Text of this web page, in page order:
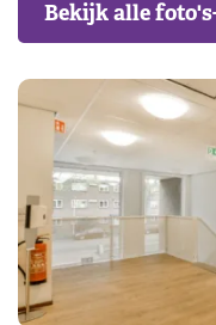
Bekijk alle foto's